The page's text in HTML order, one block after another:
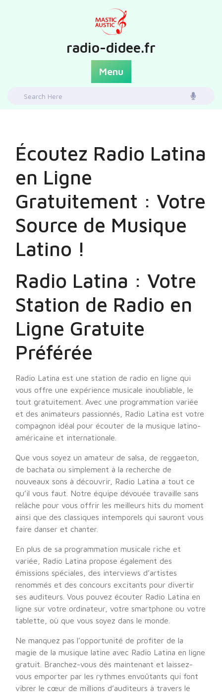
radio-didee.fr
Menu
Search
Écoutez Radio Latina
en Ligne
Gratuitement : Votre
Source de Musique
Latino !
Radio Latina : Votre
Station de Radio en
Ligne Gratuite
Préférée
Radio Latina est une station de radio en ligne qui
vous offre une expérience musicale inoubliable, le
tout gratuitement. Avec une programmation variée
et des animateurs passionnés, Radio Latina est votre
compagnon idéal pour écouter de la musique latino-
américaine et internationale.
Que vous soyez un amateur de salsa, de reggaeton,
de bachata ou simplement à la recherche de
nouveaux sons à découvrir, Radio Latina a tout ce
qu’il vous faut. Notre équipe dévouée travaille sans
relâche pour vous offrir les meilleurs hits du moment
ainsi que des classiques intemporels qui sauront vous
faire danser et chanter.
En plus de sa programmation musicale riche et
variée, Radio Latina propose également des
émissions spéciales, des interviews d’artistes
renommés et des concours excitants pour divertir
ses auditeurs. Vous pouvez écouter Radio Latina en
ligne sur votre ordinateur, votre smartphone ou votre
tablette, où que vous soyez dans le monde.
Ne manquez pas l’opportunité de profiter de la
magie de la musique latine avec Radio Latina en ligne
gratuit. Branchez-vous dès maintenant et laissez-
vous emporter par les rythmes envoûtants qui font
vibrer le cœur de millions d’auditeurs à travers le